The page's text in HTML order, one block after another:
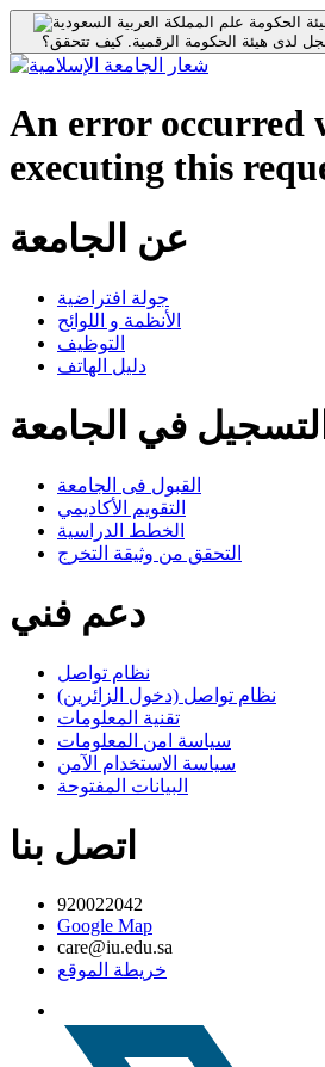
الحكومة
لدى هيئة الحكومة الرقمية.كيف تتحقق؟
An error occurred
executing this
عن الجامعة
جولة افتراضية
الأنظمة و اللوائح
التوظيف
دليل الهاتف
التسجيل في الجامعة
القبول فى الجامعة
التقويم الأكاديمي
الخطط الدراسية
التحقق من وثيقة التخرج
دعم فني
نظام تواصل
نظام تواصل (دخول الزائرين)
تقنية المعلومات
سياسة امن المعلومات
سياسة الاستخدام الآمن
البيانات المفتوحة
اتصل بنا
920022042
Google Map
care@iu.edu.sa
خريطة الموقع